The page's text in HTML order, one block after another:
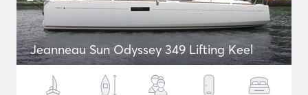
Jeanneau Sun Odyssey 349 Lifting Keel